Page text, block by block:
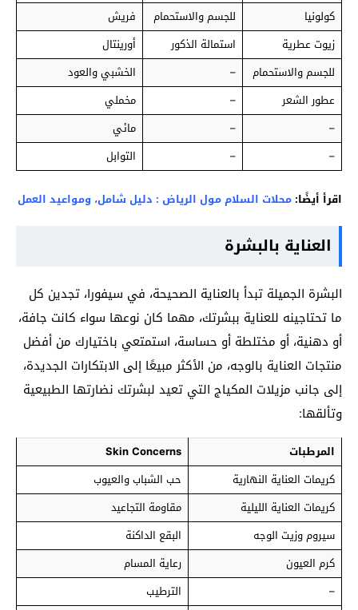
كولونيا
للجسم والاستحمام
فريش
زيوت عطرية
استمالة الذكور
أورينتال
للجسم والاستحمام
–
الخشبي والعود
عطور الشعر
–
مخملي
–
–
مائي
–
– التوابل
اقرأ أيضًا: محلات السلام مول الرياض : دليل شامل، ومواعيد العمل
العناية بالبشرة
البشرة الجميلة تبدأ بالعناية الصحيحة، في سيفورا، تجدين كل
ما تحتاجينه للعناية ببشرتك، مهما كان نوعها سواء كانت جافة،
أو دهنية، أو مختلطة أو حساسة، استمتعي باختيارك من أفضل
منتجات العناية بالوجه، من الأكثر مبيعًا إلى الابتكارات الجديدة،
إلى جانب مزيلات المكياج التي تعيد لبشرتك نضارتها الطبيعية
وتألقها:
المرطبات
Skin Concerns
كريمات العناية النهارية
حب الشباب والعيوب
كريمات العناية الليلية
مقاومة التجاعيد
سيروم وزيت الوجه
البقع الداكنة
كرم العيون
رعاية المسام
–
الترطيب